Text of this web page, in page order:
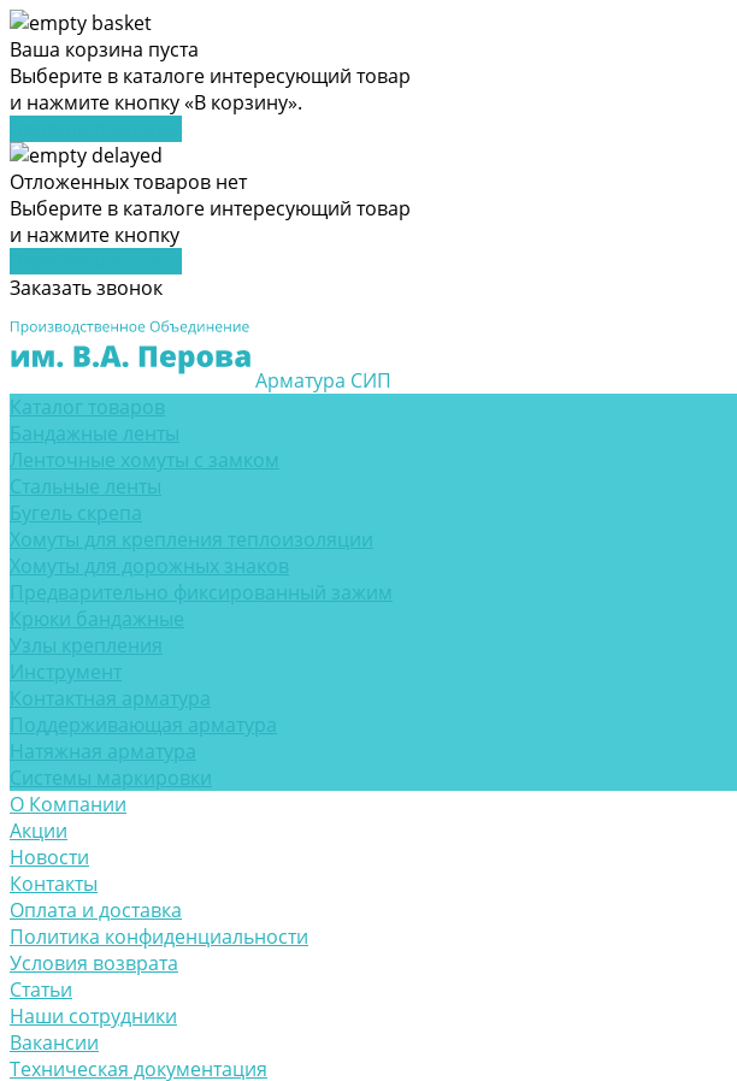
Ваша корзина пуста
Выберите в каталоге интересующий товар
и нажмите кнопку «В корзину».
Отложенных товаров нет
Выберите в каталоге интересующий товар
и нажмите кнопку
Заказать звонок
Арматура СИП
Каталог товаров
Бандажные ленты
Ленточные хомуты с замком
Стальные ленты
Бугель скрепа
Хомуты для крепления теплоизоляции
Хомуты для дорожных знаков
Предварительно фиксированный зажим
Крюки бандажные
Узлы крепления
Инструмент
Контактная арматура
Поддерживающая арматура
Натяжная арматура
Системы маркировки
О Компании
Акции
Новости
Контакты
Оплата и доставка
Политика конфиденциальности
Условия возврата
Статьи
Наши сотрудники
Вакансии
Техническая документация